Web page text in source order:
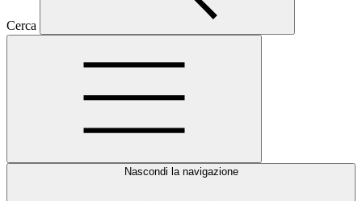
Cerca
Nascondi la navigazione